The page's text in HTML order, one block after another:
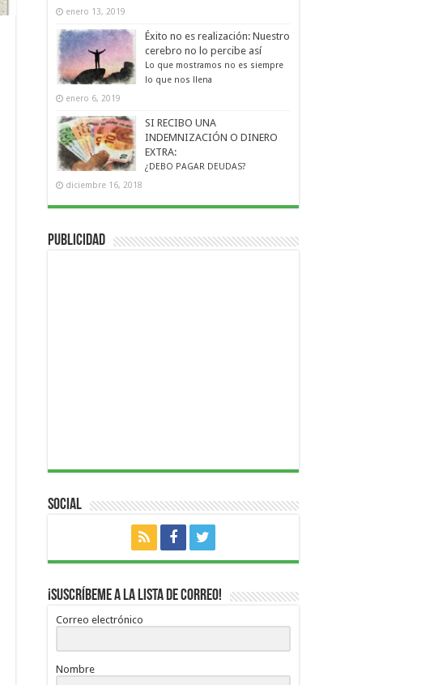
enero 13, 2019
Éxito no es realización: Nuestro
cerebro no lo percibe así
Lo que mostramos no es siempre
lo que nos llena
enero 6, 2019
SI RECIBO UNA
INDEMNIZACIÓN O DINERO
EXTRA:
¿DEBO PAGAR DEUDAS?
diciembre 16, 2018
Publicidad
Social
¡Suscríbeme a la lista de correo!
Correo electrónico
Nombre